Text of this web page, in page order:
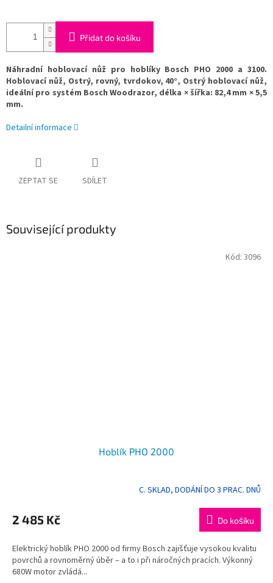
Přidat do košíku
Náhradní hoblovací nůž pro hoblíky Bosch PHO 2000 a 3100.
Hoblovací nůž, Ostrý, rovný, tvrdokov, 40°, Ostrý hoblovací nůž,
ideální pro systém Bosch Woodrazor, délka × šířka: 82,4 mm × 5,5
mm.
Detailní informace
ZEPTAT SE SDÍLET
Související produkty
Hoblík PHO 2000
produktu
je
z
5
hvězdiček.
C. SKLAD, DODÁNÍ DO 3 PRAC. DNŮ
2 485 Kč Do košíku
Elektrický hoblík PHO 2000 od firmy Bosch zajišťuje vysokou kvalitu
povrchů a rovnoměrný úběr – a to i při náročných pracích. Výkonný
680W motor zvládá...
Kód: 3096